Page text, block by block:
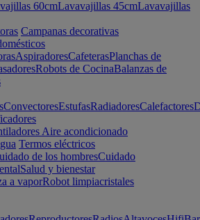
60cmLavavajillas 45cmLavavajillas
Campanas decorativas
AspiradoresCafeterasPlanchas de
Robots de CocinaBalanzas de
ConvectoresEstufasRadiadoresCalefactores
Aire acondicionado
Termos eléctricos
de los hombresCuidado
Salud y bienestar
a vaporRobot limpiacristales